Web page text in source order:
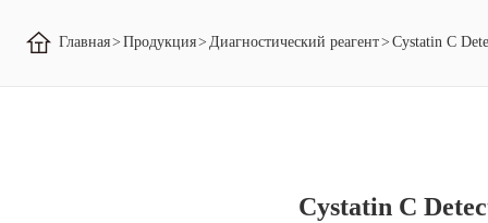
Главная> Продукция> Диагностический реагент> Cystatin C
Cystatin C